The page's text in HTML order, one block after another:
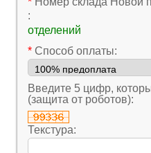
:
отделений
* Cпособ оплаты:
Введите 5 цифр,
(защита от роботов):
Текстура: